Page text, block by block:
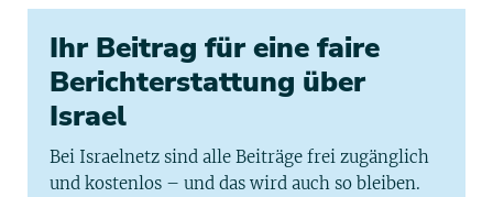
Ihr Beitrag für eine faire
Berichterstattung über
Israel
Bei Israelnetz sind alle Beiträge frei zugänglich
und kostenlos – und das wird auch so bleiben.